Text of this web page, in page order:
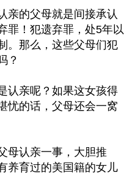
亲的父母就是间接承认
罪！犯遗弃罪，处5年以
。那么，这些父母们犯
？
认亲呢？如果这女孩得
忧的话，父母还会一窝
母认亲一事，大胆推
养育过的美国籍的女儿